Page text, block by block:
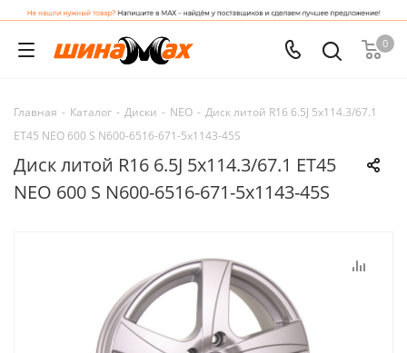
0
Главная - Каталог - Диски - NEO - Диск литой R16 6.5J 5x114.3/67.1
ET45 NEO 600 S N600-6516-671-5x1143-45S
Диск литой R16 6.5J 5x114.3/67.1 ET45
NEO 600 S N600-6516-671-5x1143-45S